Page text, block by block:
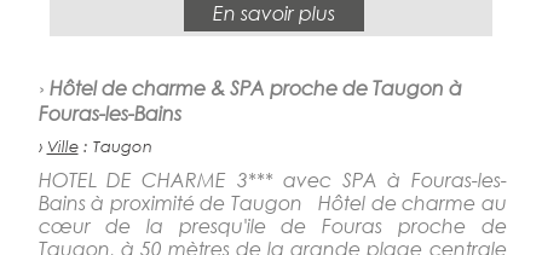
En savoir plus
› Hôtel de charme & SPA proche de Taugon à
Fouras-les-Bains
› Ville: Taugon
HOTEL DE CHARME 3*** avec SPA à Fouras-les-
Bains à proximité de Taugon Hôtel de charme au
cœur de la presqu'ile de Fouras proche de
Taugon, à 50 mètres de la grande plage centrale